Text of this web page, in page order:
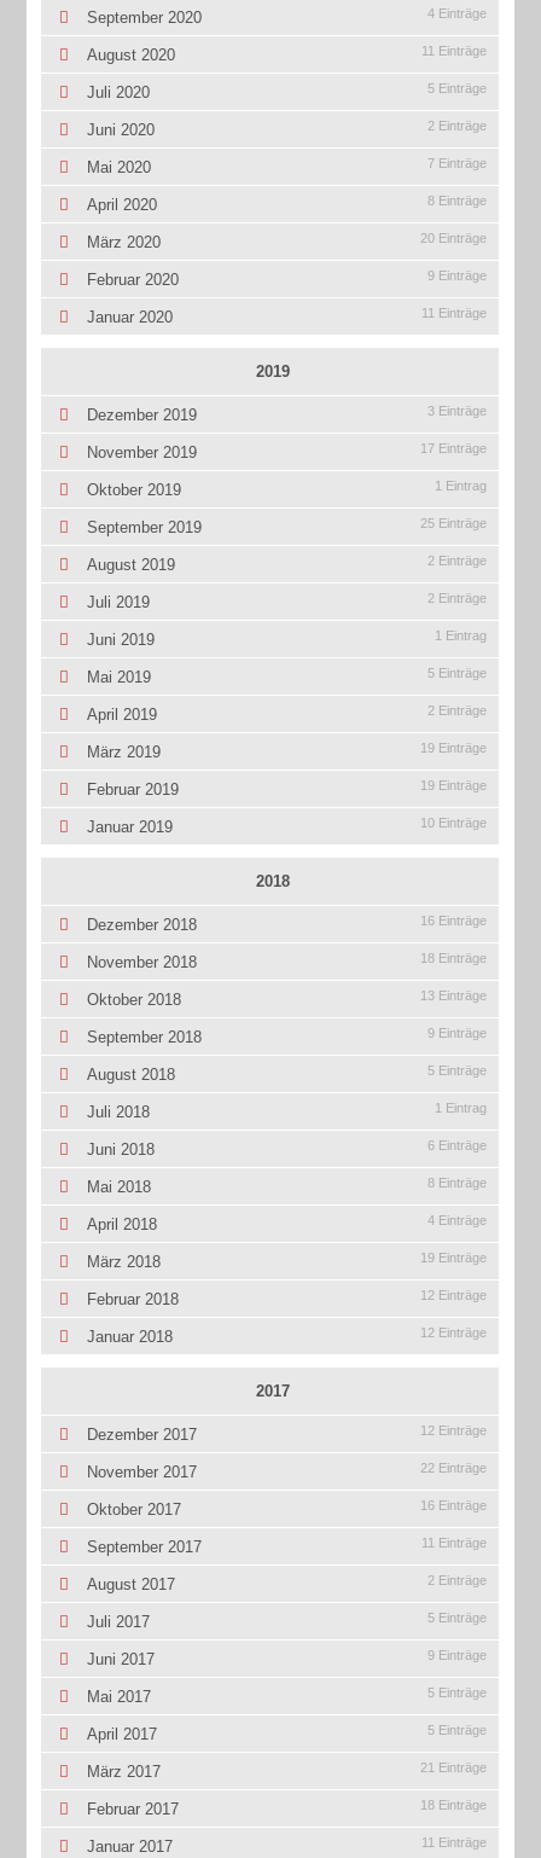
September 2020 4 Einträge
August 2020 11 Einträge
Juli 2020 5 Einträge
Juni 2020 2 Einträge
Mai 2020 7 Einträge
April 2020 8 Einträge
März 2020 20 Einträge
Februar 2020 9 Einträge
Januar 2020 11 Einträge
2019
Dezember 2019 3 Einträge
November 2019 17 Einträge
Oktober 2019 1 Eintrag
September 2019 25 Einträge
August 2019 2 Einträge
Juli 2019 2 Einträge
Juni 2019 1 Eintrag
Mai 2019 5 Einträge
April 2019 2 Einträge
März 2019 19 Einträge
Februar 2019 19 Einträge
Januar 2019 10 Einträge
2018
Dezember 2018 16 Einträge
November 2018 18 Einträge
Oktober 2018 13 Einträge
September 2018 9 Einträge
August 2018 5 Einträge
Juli 2018 1 Eintrag
Juni 2018 6 Einträge
Mai 2018 8 Einträge
April 2018 4 Einträge
März 2018 19 Einträge
Februar 2018 12 Einträge
Januar 2018 12 Einträge
2017
Dezember 2017 12 Einträge
November 2017 22 Einträge
Oktober 2017 16 Einträge
September 2017 11 Einträge
August 2017 2 Einträge
Juli 2017 5 Einträge
Juni 2017 9 Einträge
Mai 2017 5 Einträge
April 2017 5 Einträge
März 2017 21 Einträge
Februar 2017 18 Einträge
Januar 2017 11 Einträge